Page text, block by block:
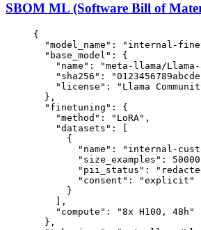
SBOM ML (Software Bill of
{
  "model_name"
: "internal-
  "base_model"
: {
    "name"
: "meta-llama/
    "sha256"
:
    "license"
:
"Llama
  },
  "finetuning"
: {
    "method"
: "LoRA" ,
    "datasets"
: [
      {
        "name"
: "internal-
        "size_examples"
: 50000
        "pii_status"
:
        "consent"
:
"explicit"
      }
    ],
    "compute"
:
"8x H100, 48h"
  },